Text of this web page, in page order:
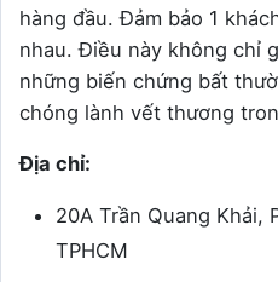
hàng đầu. Đảm bảo 1
nhau. Điều này không chỉ
những biến chứng bất
chóng lành vết thương
Địa chỉ:
20A Trần Quang Khải,
TPHCM